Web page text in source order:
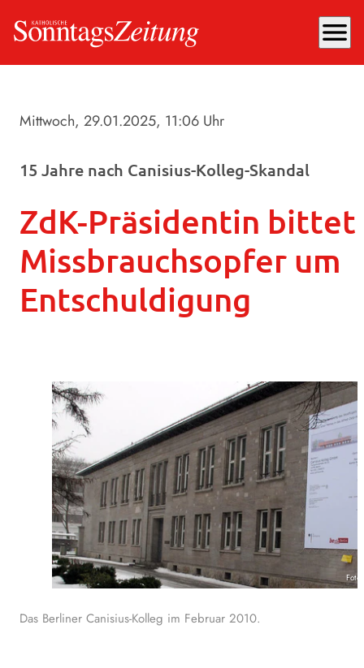
menu
Mittwoch, 29.01.2025, 11:06 Uhr
15 Jahre nach Canisius-Kolleg-Skandal
ZdK-Präsidentin bittet
Missbrauchsopfer um
Entschuldigung
Das Berliner Canisius-Kolleg im Februar 2010.